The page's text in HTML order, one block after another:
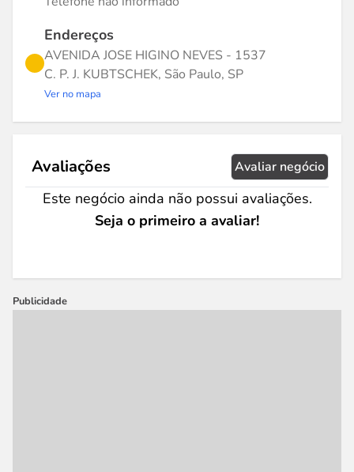
Endereços
AVENIDA JOSE HIGINO NEVES - 1537
C. P. J. KUBTSCHEK, São Paulo, SP
Ver no mapa
Avaliações Avaliar negócio
Este negócio ainda não possui avaliações.
Seja o primeiro a avaliar!
Publicidade